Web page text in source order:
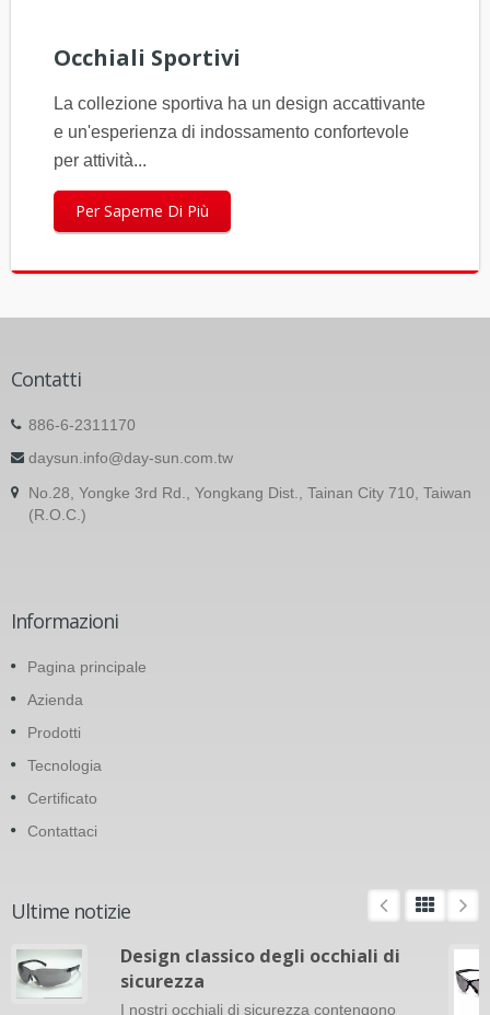
Occhiali Sportivi
La collezione sportiva ha un design accattivante
e un'esperienza di indossamento confortevole
per attività...
Per Saperne Di Più
Contatti
886-6-2311170
daysun.info@day-sun.com.tw
No.28, Yongke 3rd Rd., Yongkang Dist., Tainan City 710, Taiwan
(R.O.C.)
Informazioni
Pagina principale
Azienda
Prodotti
Tecnologia
Certificato
Contattaci
Ultime notizie
Design classico degli occhiali di
sicurezza
I nostri occhiali di sicurezza contengono